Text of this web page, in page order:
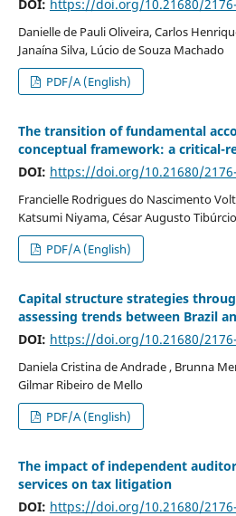
DOI: https://doi.org/10.21680/
Danielle de Pauli Oliveira, Carlos
Janaína Silva, Lúcio de Souza Machado
PDF/A (English)
The transition of fundamental
conceptual framework: a critical-
DOI: https://doi.org/10.21680/
Francielle Rodrigues do Nascimento
Katsumi Niyama, César Augusto
PDF/A (English)
Capital structure strategies
assessing trends between Brazil
DOI: https://doi.org/10.21680/
Daniela Cristina de Andrade , Brunna
Gilmar Ribeiro de Mello
PDF/A (English)
The impact of independent
services on tax litigation
DOI: https://doi.org/10.21680/